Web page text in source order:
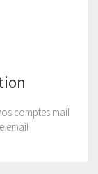
comptes mail